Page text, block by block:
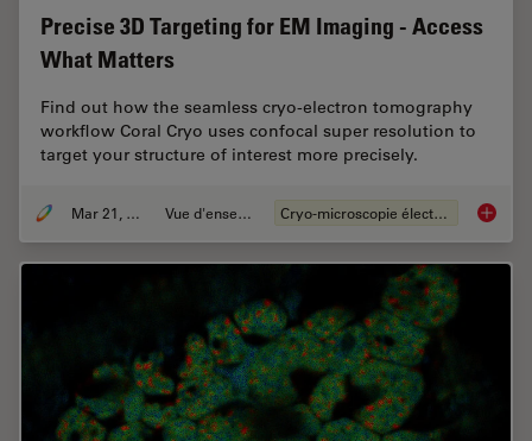
Precise 3D Targeting for EM Imaging - Access
What Matters
Find out how the seamless cryo-electron tomography
workflow Coral Cryo uses confocal super resolution to
target your structure of interest more precisely.
Mar 21, 2022 Vue d'ensemble Cryo-microscopie électronique Precise